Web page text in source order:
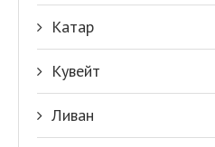
Катар
Кувейт
Ливан